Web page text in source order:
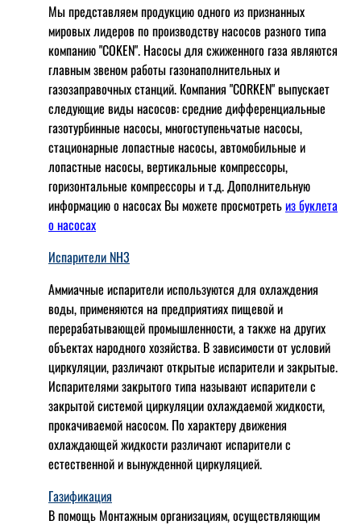
Мы представляем продукцию одного из признанных
мировых лидеров по производству насосов разного типа
компанию "COKEN". Насосы для сжиженного газа являются
главным звеном работы газонаполнительных и
газозаправочных станций. Компания "CORKEN" выпускает
следующие виды насосов: cредние дифференциальные
газотурбинные насосы, многоступеньчатые насосы,
стационарные лопастные насосы, автомобильные и
лопaстные насосы, вертикальные компрессоры,
горизонтальные компрессоры и т.д. Дополнительную
информацию о насосах Вы можете просмотретьиз буклета
о насосах
Испарители NH3
Аммиачные испарители используются для охлаждения
воды, применяются на предприятиях пищевой и
перерабатывающей промышленности, а также на других
объектах народного хозяйства. В зависимости от условий
циркуляции, различают открытые испарители и закрытые.
Испарителями закрытого типа называют испарители с
закрытой системой циркуляции охлаждаемой жидкости,
прокачиваемой насосом. По характеру движения
охлаждающей жидкости различают испарители с
естественной и вынужденной циркуляцией.
Газификация
В помощь Монтажным организациям, осуществляющим